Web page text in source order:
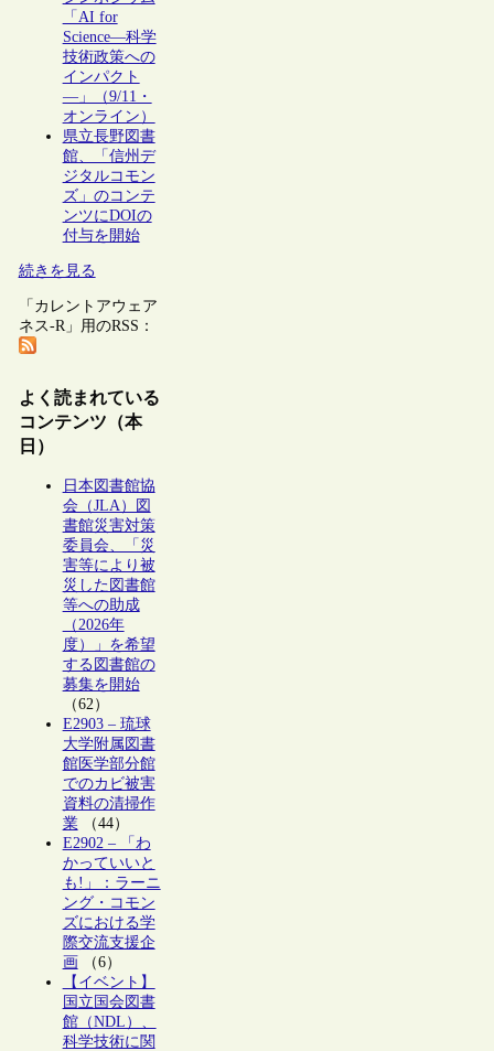
「AI for
Science―科学
技術政策への
インパクト
―」（9/11・
オンライン）
県立長野図書
館、「信州デ
ジタルコモン
ズ」のコンテ
ンツにDOIの
付与を開始
続きを見る
「カレントアウェア
ネス-R」用のRSS：
よく読まれている
コンテンツ（本
日）
日本図書館協
会（JLA）図
書館災害対策
委員会、「災
害等により被
災した図書館
等への助成
（2026年
度）」を希望
する図書館の
募集を開始
（62）
E2903 – 琉球
大学附属図書
館医学部分館
でのカビ被害
資料の清掃作
業（44）
E2902 – 「わ
かっていいと
も!」：ラーニ
ング・コモン
ズにおける学
際交流支援企
画 （6）
【イベント】
国立国会図書
館（NDL）、
科学技術に関